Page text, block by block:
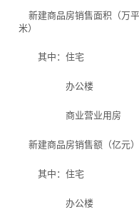
新建商品房销售面积（万
米）
其中：住宅
办公楼
商业营业用房
新建商品房销售额（亿元）
其中：住宅
办公楼